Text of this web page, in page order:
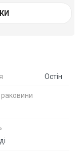
Остiн
раковини